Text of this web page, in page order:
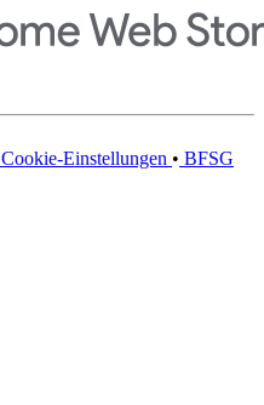
Cookie-Einstellungen • BFSG